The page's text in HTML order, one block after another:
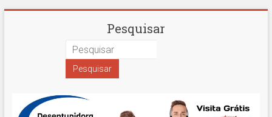
Desentupidora
Paulo
Pesquisar